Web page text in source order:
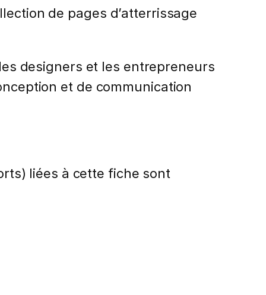
de pages d’atterrissage
designers et les entrepreneurs
et de communication
liées à cette fiche sont